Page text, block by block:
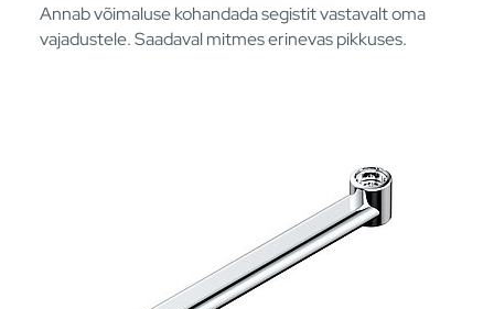
Annab võimaluse kohandada segistit vastavalt oma
vajadustele. Saadaval mitmes erinevas pikkuses.